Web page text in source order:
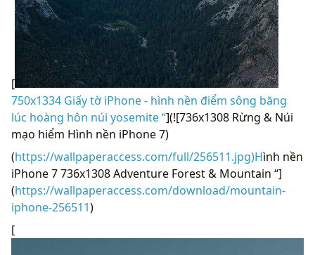
[
750x1334 Giấy tờ iPhone - hình nền điểm sông băng
lúc hoàng hôn núi yosemite “](![736x1308 Rừng & Núi
mạo hiểm Hình nền iPhone 7)
(https://wallpaperaccess.com/full/256511.jpg)Hình nền
iPhone 7 736x1308 Adventure Forest & Mountain “]
(https://wallpaperaccess.com/download/mountain-
iphone-256511)
[